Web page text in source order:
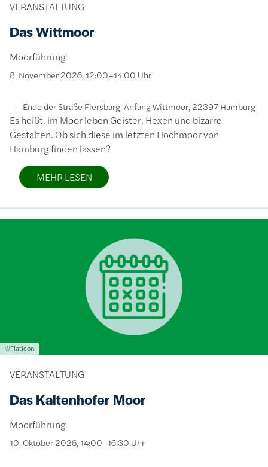
VERANSTALTUNG
Das Wittmoor
Moorführung
8. November 2026, 12:00–14:00 Uhr
Ende der Straße Fiersbarg, Anfang Wittmoor, 22397 Hamburg
Es heißt, im Moor leben Geister, Hexen und bizarre
Gestalten. Ob sich diese im letzten Hochmoor von
Hamburg finden lassen?
MEHR LESEN
Lizenzinformationen einschließlich Urheberrecht
©Flaticon
VERANSTALTUNG
Das Kaltenhofer Moor
Moorführung
10. Oktober 2026, 14:00–16:30 Uhr